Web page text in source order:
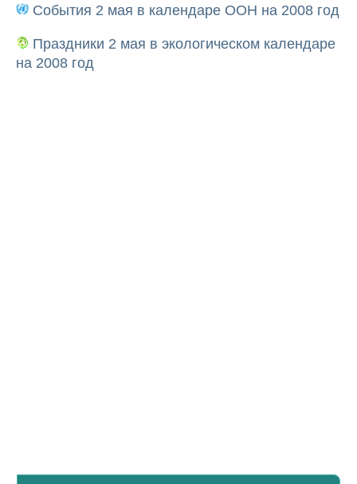
События 2 мая в календаре ООН на 2008 год
Праздники 2 мая в экологическом календаре
на 2008 год